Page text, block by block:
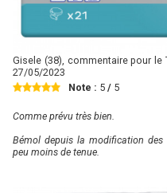
Gisele (38), commentaire pour le
27/05/2023
Note : 5 / 5
Comme prévu très bien.
Bémol depuis la modification des
peu moins de tenue.